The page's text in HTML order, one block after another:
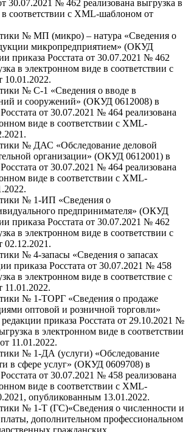
30.07.2021 № 462 реализована выгрузка в
соответствии с XML-шаблоном от
№ МП (микро) – натура «Сведения о
микропредприятием» (ОКУД
приказа Росстата от 30.07.2021 № 462
в электронном виде в соответствии с
№ С-1 «Сведения о вводе в
и сооружений» (ОКУД 0612008) в
от 30.07.2021 № 464 реализована
виде в соответствии с XML-
№ ДАС «Обследование деловой
организации» (ОКУД 0612001) в
от 30.07.2021 № 464 реализована
виде в соответствии с XML-
№ 1-ИП «Сведения о
предпринимателя» (ОКУД
приказа Росстата от 30.07.2021 № 462
в электронном виде в соответствии с
№ 4-запасы «Сведения о запасах
приказа Росстата от 30.07.2021 № 458
в электронном виде в соответствие с
№ 1-ТОРГ «Сведения о продаже
оптовой и розничной торговли»
приказа Росстата от 29.10.2021 №
в электронном виде в соответствии
11.01.2022.
№ 1-ДА (услуги) «Обследование
в сфере услуг» (ОКУД 0609708) в
от 30.07.2021 № 458 реализована
виде в соответствии с XML-
опубликованным 13.01.2022.
№ 1-Т (ГС)«Сведения о численности и
дополнительном профессиональном
гражданских